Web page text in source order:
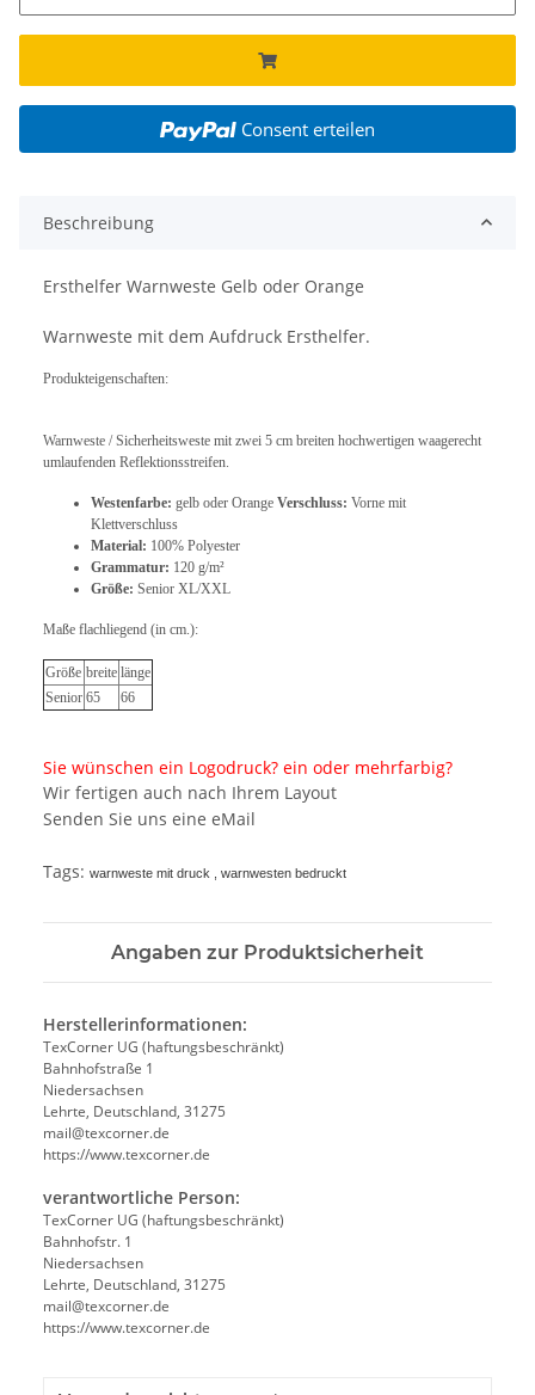
Consent erteilen
Beschreibung
Ersthelfer Warnweste Gelb oder Orange
Warnweste mit dem Aufdruck Ersthelfer.
Produkteigenschaften:
Warnweste / Sicherheitsweste mit zwei 5 cm breiten hochwertigen waagerecht
umlaufenden Reflektionsstreifen.
Westenfarbe: gelb oder Orange Verschluss: Vorne mit
Klettverschluss
Material: 100% Polyester
Grammatur: 120 g/m²
Größe: Senior XL/XXL
Maße flachliegend (in cm.):
Größe breite länge
Senior 65 66
Sie wünschen ein Logodruck? ein oder mehrfarbig?
Wir fertigen auch nach Ihrem Layout
Senden Sie uns eine eMail
Tags: warnweste mit druck , warnwesten bedruckt
Angaben zur Produktsicherheit
Herstellerinformationen:
TexCorner UG (haftungsbeschränkt)
Bahnhofstraße 1
Niedersachsen
Lehrte, Deutschland, 31275
mail@texcorner.de
https://www.texcorner.de
verantwortliche Person:
TexCorner UG (haftungsbeschränkt)
Bahnhofstr. 1
Niedersachsen
Lehrte, Deutschland, 31275
mail@texcorner.de
https://www.texcorner.de